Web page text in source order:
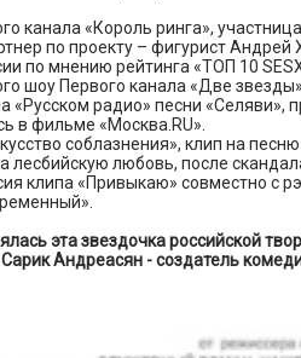
канала «Король ринга»,
по проекту – фигурист Андрей
по мнению рейтинга «ТОП 10
шоу Первого канала «Две
«Русском радио» песни «Селяви»,
в фильме «Москва.RU».
соблазнения», клип на
лесбийскую любовь, после
клипа «Привыкаю» совместно с
эта звездочка российской
Андреасян - создатель